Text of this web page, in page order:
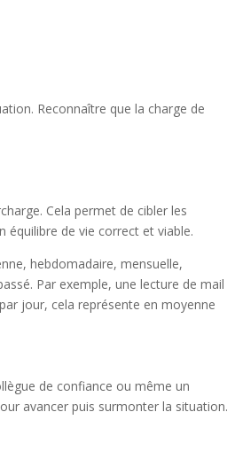
Reconnaître que la charge de
Cela permet de cibler les
de vie correct et viable.
hebdomadaire, mensuelle,
Par exemple, une lecture de mail
jour, cela représente en moyenne
de confiance ou même un
avancer puis surmonter la situation.